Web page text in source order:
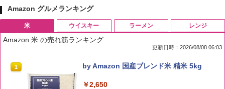
Amazon グルメランキング
米
Amazon 米 の売れ筋ランキング
更新日時：2026/08/08 06:03
1 by Amazon 国産ブレンド米 精米 5kg
￥2,650
ウイスキー ラーメン レンジ